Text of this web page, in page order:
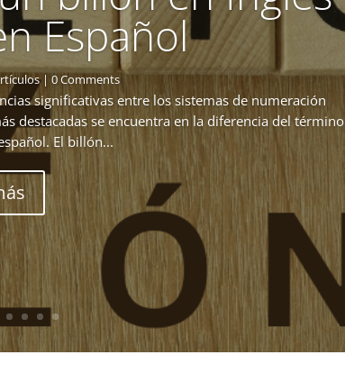
Español
| 0 Comments
significativas entre los sistemas de numeración
destacadas se encuentra en la diferencia del término
El billón...